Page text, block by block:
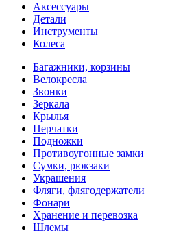
Аксессуары
Детали
Инструменты
Колеса
Багажники, корзины
Велокресла
Звонки
Зеркала
Крылья
Перчатки
Подножки
Противоугонные замки
Сумки, рюкзаки
Украшения
Фляги, флягодержатели
Фонари
Хранение и перевозка
Шлемы